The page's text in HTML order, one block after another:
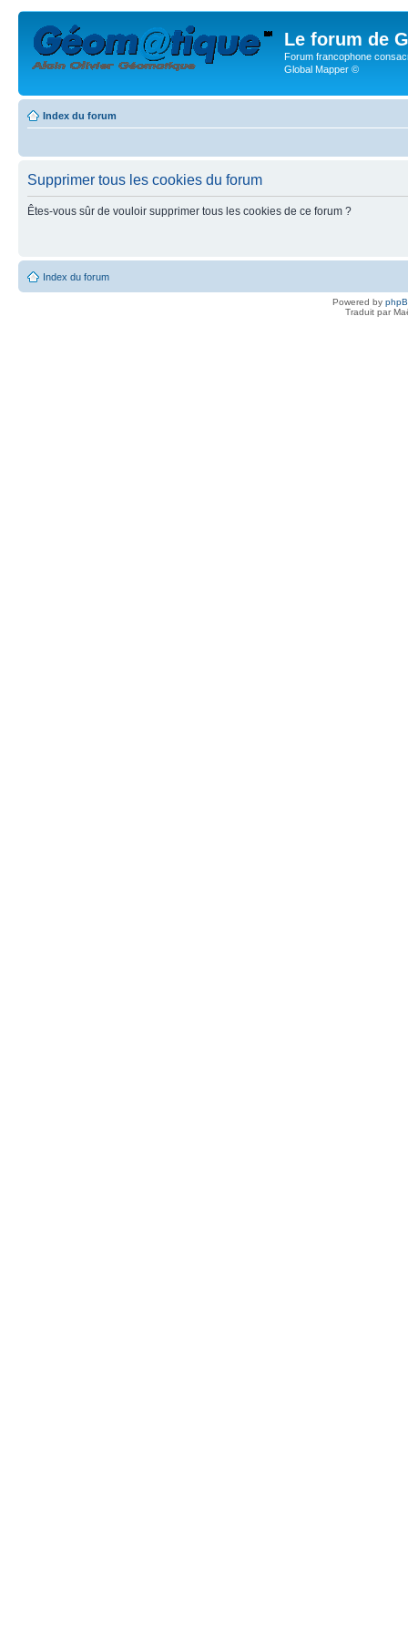
Le forum de
Forum francophone
Global Mapper ©
Index du forum
Supprimer tous les cookies du forum
Êtes-vous sûr de vouloir supprimer tous les cookies de ce forum ?
Index du forum
Powered by
Traduit par